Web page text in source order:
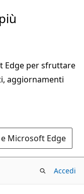
Edge per sfruttare
aggiornamenti
Microsoft Edge
Accedi